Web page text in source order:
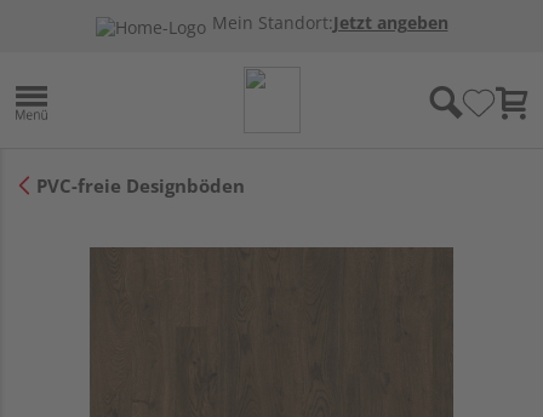
Mein Standort:Jetzt angeben
PVC-freie Designböden